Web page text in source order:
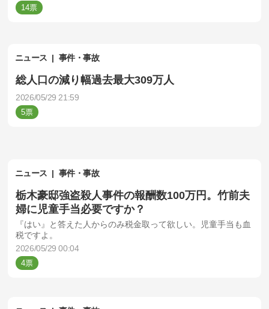
14
ニュース 事件・事故
総人口の減り幅過去最大309万人
2026/05/29 21:59
5
ニュース 事件・事故
栃木豪邸強盗殺人事件の報酬数100万円。竹前夫
婦に児童手当必要ですか？
『はい』と答えた人からのみ税金取って欲しい。児童手当も血
税ですよ。
2026/05/29 00:04
4